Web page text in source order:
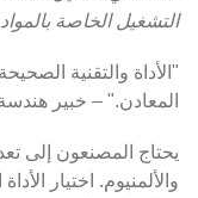
التشغيل الخاصة بالمواد.
"الأداة والتقنية
المعادن." – خبير هندسة
يحتاج المصنعون إلى
والألمنيوم. اختيار